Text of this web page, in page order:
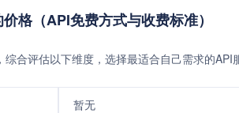
格（API免费方式与收费标准）
综合评估以下维度，选择最适合自己需求的
暂无